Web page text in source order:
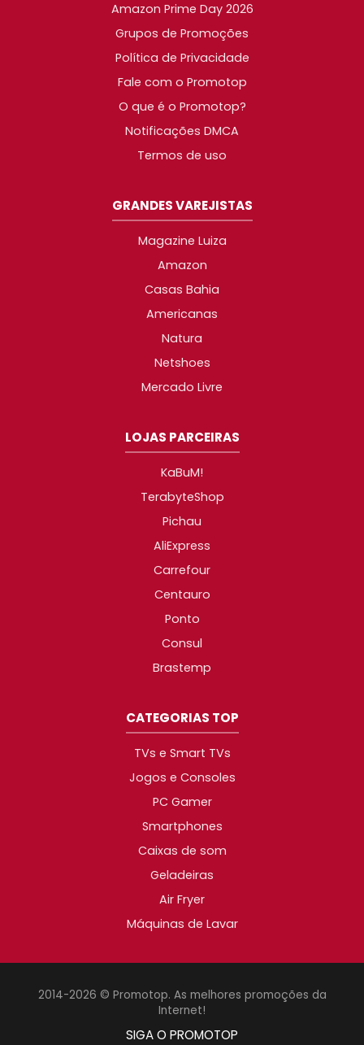
Amazon Prime Day 2026
Grupos de Promoções
Política de Privacidade
Fale com o Promotop
O que é o Promotop?
Notificações DMCA
Termos de uso
GRANDES VAREJISTAS
Magazine Luiza
Amazon
Casas Bahia
Americanas
Natura
Netshoes
Mercado Livre
LOJAS PARCEIRAS
KaBuM!
TerabyteShop
Pichau
AliExpress
Carrefour
Centauro
Ponto
Consul
Brastemp
CATEGORIAS TOP
TVs e Smart TVs
Jogos e Consoles
PC Gamer
Smartphones
Caixas de som
Geladeiras
Air Fryer
Máquinas de Lavar
2014-2026 © Promotop. As melhores promoções da
Internet!
SIGA O PROMOTOP